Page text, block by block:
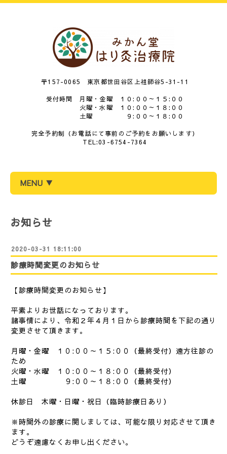
〒157-0065 東京都世田谷区上祖師谷5-31-11
受付時間 月曜・金曜 １０:００～１５:００
火曜・水曜 １０:００～１８:００
土曜 ９:００～１８:００
完全予約制（お電話にて事前のご予約をお願いします）
TEL:03-6754-7364
MENU ▼
お知らせ
2020-03-31 18:11:00
診療時間変更のお知らせ
【診療時間変更のお知らせ】
平素よりお世話になっております。
諸事情により、令和２年４月１日から診療時間を下記の通り
変更させて頂きます。
月曜・金曜 １０:００～１５:００（最終受付）遠方往診の
ため
火曜・水曜 １０:００～１８:００（最終受付）
土曜 ９:００～１８:００（最終受付）
休診日 木曜・日曜・祝日（臨時診療日あり）
※時間外の診療に関しましては、可能な限り対応させて頂き
ます。
どうぞ遠慮なくお申し出ください。